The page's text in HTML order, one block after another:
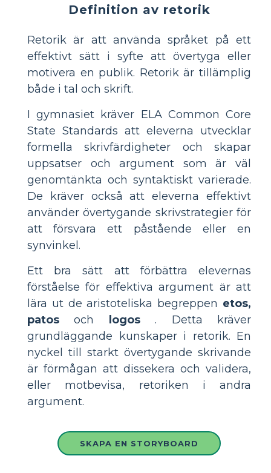
Definition av retorik
Retorik är att använda språket på ett
effektivt sätt i syfte att övertyga eller
motivera en publik. Retorik är tillämplig
både i tal och skrift.
I gymnasiet kräver ELA Common Core
State Standards att eleverna utvecklar
formella skrivfärdigheter och skapar
uppsatser och argument som är väl
genomtänkta och syntaktiskt varierade.
De kräver också att eleverna effektivt
använder övertygande skrivstrategier för
att försvara ett påstående eller en
synvinkel.
Ett bra sätt att förbättra elevernas
förståelse för effektiva argument är att
lära ut de aristoteliska begreppen etos,
patos och logos. Detta kräver
grundläggande kunskaper i retorik. En
nyckel till starkt övertygande skrivande
är förmågan att dissekera och validera,
eller motbevisa, retoriken i andra
argument.
SKAPA EN STORYBOARD